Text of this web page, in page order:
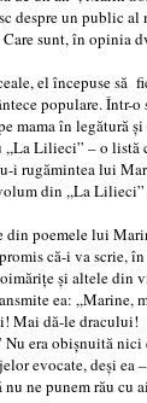
despre un public al
sunt, în opinia
el începuse să
populare. Într-o
mama în legătură
,,La Lilieci” – o listă
i rugămintea lui
din ,,La
poemele lui
că-i va scrie,
şi altele din
ea: ,,Marine,
Mai dă-le dracului!
Nu era obişnuită
evocate, deşi ea
ne punem rău cu